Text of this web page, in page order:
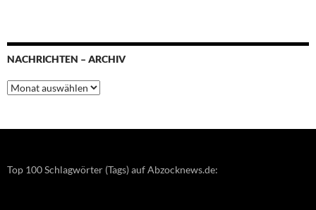
NACHRICHTEN – ARCHIV
Nachrichten
–
Top 100 Schlagwörter (Tags) auf Abzocknews.de: